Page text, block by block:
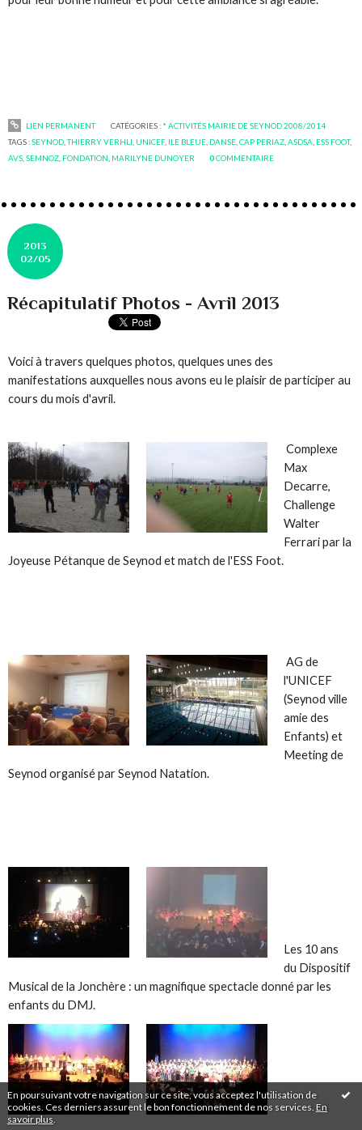
En poursuivant votre navigation sur ce site, vous acceptez l'utilisation de
cookies. Ces derniers assurent le bon fonctionnement de nos services. En
savoir plus.
LIEN PERMANENT CATÉGORIES : * ACTIVITÉS MAIRIE DE SEYNOD 2008/2014
TAGS :SEYNOD ,THIERRY VERHLI UNICEF, ILE BLEUE DANSE ,CAP PERIAZ ,ASDSA ESS FOOT,
AVS ,SEMNOZ FONDATION MARILYNE DUNOYER 0COMMENTAIRE
2013
02/05
Récapitulatif Photos - Avril 2013
Voici à travers quelques photos, quelques unes des
manifestations auxquelles nous avons eu le plaisir de participer au
cours du mois d'avril.
Complexe
Max
Decarre,
Challenge
Walter
Ferrari par la
Joyeuse Pétanque de Seynod et match de l'ESS Foot.
AG de
l'UNICEF
(Seynod ville
amie des
Enfants) et
Meeting de
Seynod organisé par Seynod Natation.
Les 10 ans
du Dispositif
Musical de la Jonchère : un magnifique spectacle donné par les
enfants du DMJ.